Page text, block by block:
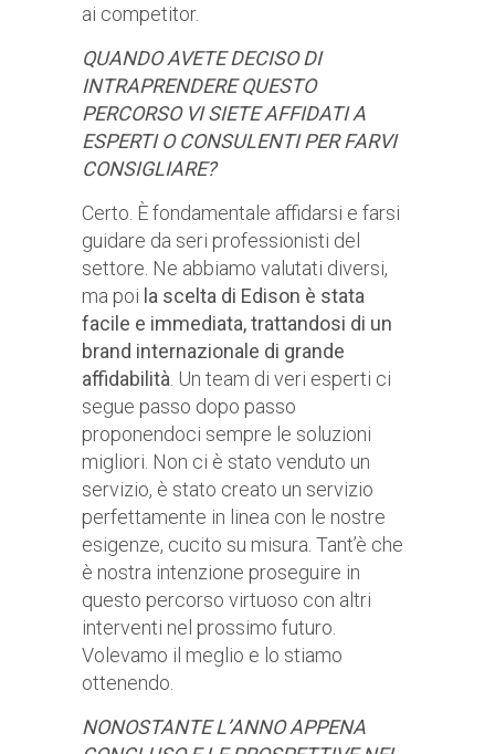
ai competitor.
QUANDO AVETE DECISO DI
INTRAPRENDERE QUESTO
PERCORSO VI SIETE AFFIDATI A
ESPERTI O CONSULENTI PER FARVI
CONSIGLIARE?
Certo. È fondamentale affidarsi e farsi
guidare da seri professionisti del
settore. Ne abbiamo valutati diversi,
ma poi la scelta di Edison è stata
facile e immediata, trattandosi di un
brand internazionale di grande
affidabilità . Un team di veri esperti ci
segue passo dopo passo
proponendoci sempre le soluzioni
migliori. Non ci è stato venduto un
servizio, è stato creato un servizio
perfettamente in linea con le nostre
esigenze, cucito su misura. Tant’è che
è nostra intenzione proseguire in
questo percorso virtuoso con altri
interventi nel prossimo futuro.
Volevamo il meglio e lo stiamo
ottenendo.
NONOSTANTE L’ANNO APPENA